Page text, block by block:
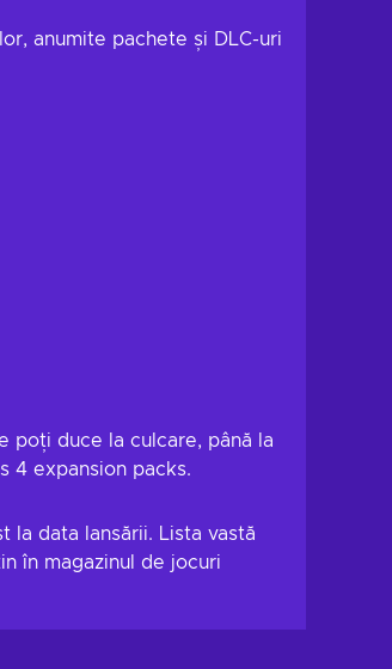
anumite pachete și DLC-uri
poți duce la culcare, până la
4 expansion packs.
la data lansării. Lista vastă
în magazinul de jocuri